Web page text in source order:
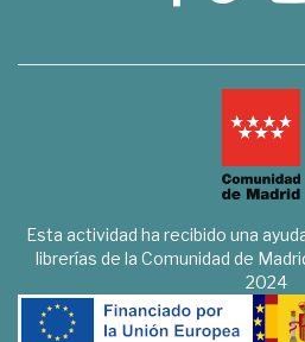
Esta actividad ha recibido una
librerías de la Comunidad de
2024